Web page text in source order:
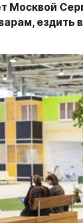
Москвой
ездить